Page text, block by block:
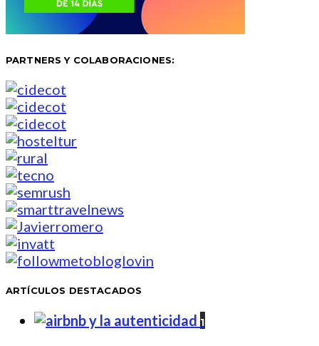
PARTNERS Y COLABORACIONES:
ARTÍCULOS DESTACADOS
1